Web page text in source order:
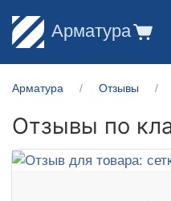
Арматура
Арматура Отзывы
Отзывы по